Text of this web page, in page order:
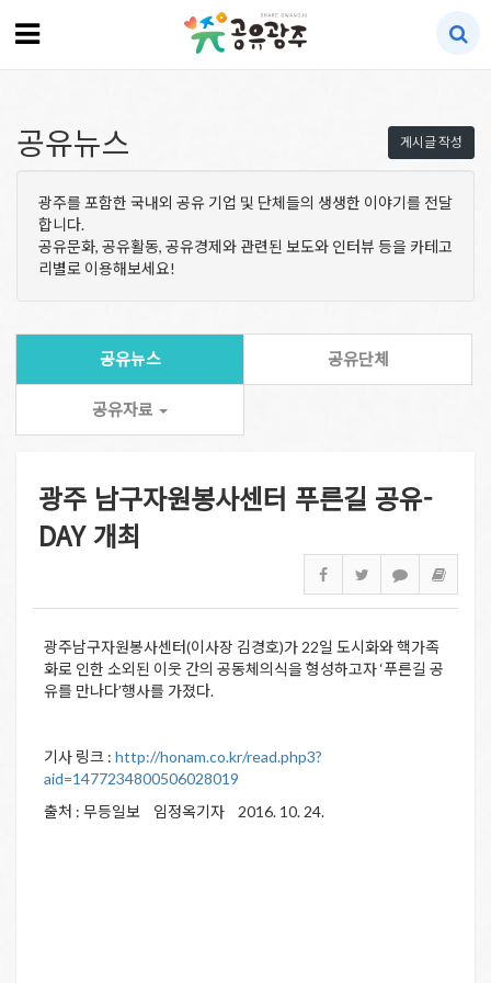
게시글 작성
공유뉴스
광주를 포함한 국내외 공유 기업 및 단체들의 생생한 이야기를 전달
합니다.
공유문화, 공유활동, 공유경제와 관련된 보도와 인터뷰 등을 카테고
리별로 이용해보세요!
공유뉴스 공유단체
공유자료
광주 남구자원봉사센터 푸른길 공유-
DAY 개최
광주남구자원봉사센터(이사장 김경호)가 22일 도시화와 핵가족
화로 인한 소외된 이웃 간의 공동체의식을 형성하고자 ‘푸른길 공
유를 만나다’행사를 가졌다.
기사 링크 : http://honam.co.kr/read.php3?
aid=1477234800506028019
출처 : 무등일보 임정옥기자 2016. 10. 24.